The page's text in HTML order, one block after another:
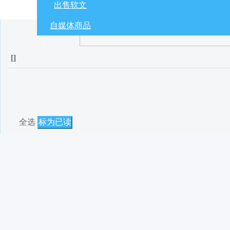
出售软文
自媒体商品
[]
全选 标为已读